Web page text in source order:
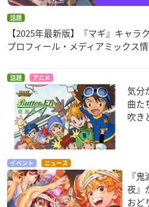
話題
【2025年最新版】『マギ』キャラ
プロフィール・メディアミックス
話題 アニメ
気分
曲た
吹き
イベント ニュース
『
夜』
おど